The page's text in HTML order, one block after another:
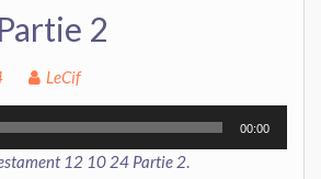
2
LeCif
00:00
12 10 24 Partie 2.